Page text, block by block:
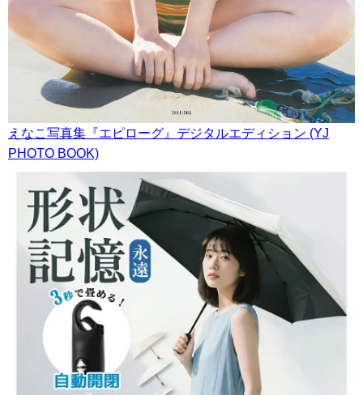
えなこ写真集『エピローグ』デジタルエディション (YJ
PHOTO BOOK)